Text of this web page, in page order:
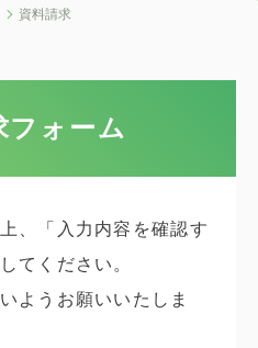
資料請求
フォーム
、「入力内容を確認す
てください。
ようお願いいたしま